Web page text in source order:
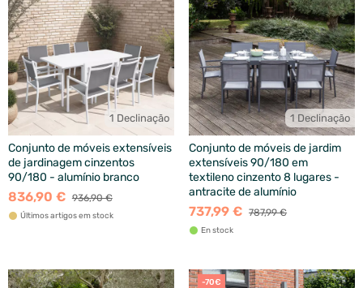
1 Declinação
Conjunto de móveis extensíveis
de jardinagem cinzentos
90/180 - alumínio branco
836,90 € 936,90 €
Últimos artigos em stock
1 Declinação
Conjunto de móveis de jardim
extensíveis 90/180 em
textileno cinzento 8 lugares -
antracite de alumínio
737,99 € 787,99 €
En stock
-70€